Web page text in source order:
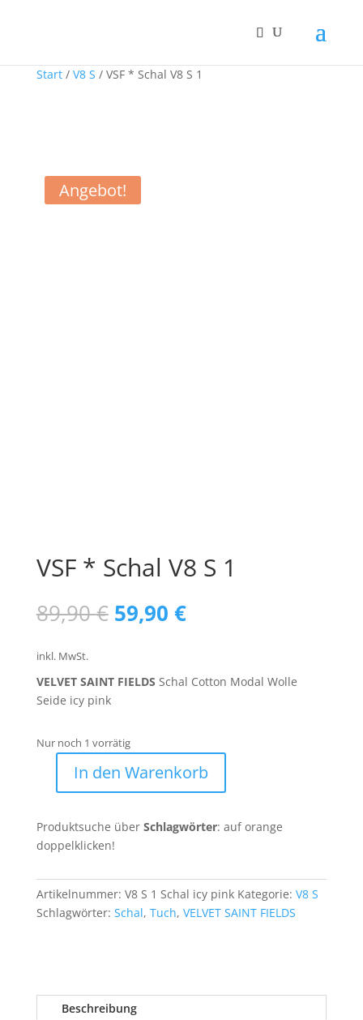
Start/ V8 S / VSF * Schal V8 S 1
Angebot!
VSF * Schal V8 S 1
89,90€ Ursprünglicher
Preis
59,90 €Aktueller
Preis
inkl. MwSt.
VELVET SAINT FIELDS Schal Cotton Modal Wolle
Seide icy pink
Nur noch 1 vorrätig
Schal
V8
Menge
In den Warenkorb
Produktsuche über Schlagwörter: auf orange
doppelklicken!
Artikelnummer: V8 S 1 Schal icy pink Kategorie: V8 S
Schlagwörter: Schal, Tuch, VELVET SAINT FIELDS
Beschreibung